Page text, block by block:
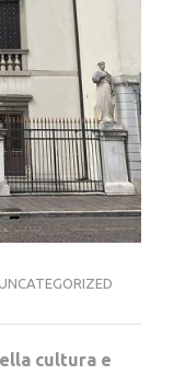
cultura e